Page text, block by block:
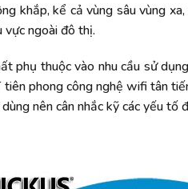
khắp, kể cả vùng sâu vùng
vực ngoài đô thị.
phụ thuộc vào nhu cầu sử
phong công nghệ wifi tân
nên cân nhắc kỹ các yếu